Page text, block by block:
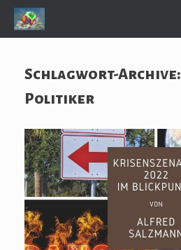
Zum
Inhalt
springen
Schlagwort-Archive:
Politiker